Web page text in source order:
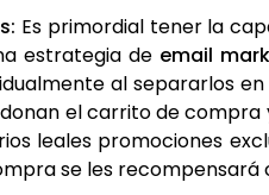
Es pri­mor­dial tener la
estra­te­gia de email
al sepa­rar­los
el carri­to de
lea­les pro­mo­cio­nes
se les recom­pen­sa­rá